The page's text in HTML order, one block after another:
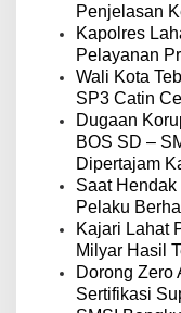
Penjelasan
Kapolres
Pelayanan
Wali Kota
SP3 Catin
Dugaan
BOS SD –
Dipertajam
Saat
Pelaku
Kajari Lahat
Milyar Hasil
Dorong Zero
Sertifikasi